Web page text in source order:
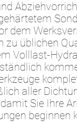
dem
zu üblichen
Volllast-
aller
Sie Ihre
beginnen